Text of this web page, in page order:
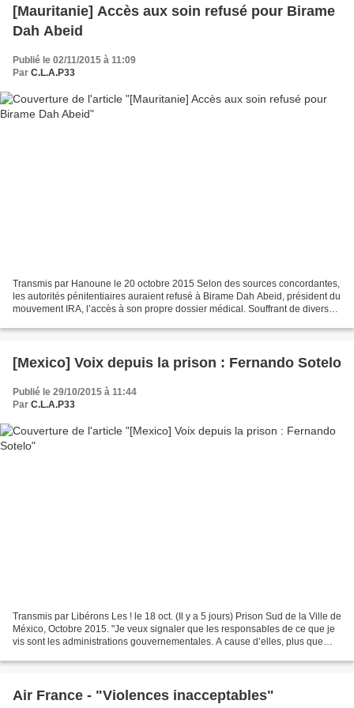
[Mauritanie] Accès aux soin refusé pour Birame
Dah Abeid
Publié le 02/11/2015 à 11:09
Par C.L.A.P33
Transmis par Hanoune le 20 octobre 2015 Selon des sources concordantes,
les autorités pénitentiaires auraient refusé à Birame Dah Abeid, président du
mouvement IRA, l’accès à son propre dossier médical. Souffrant de divers
[Mexico] Voix depuis la prison : Fernando Sotelo
Publié le 29/10/2015 à 11:44
Par C.L.A.P33
Transmis par Libérons Les ! le 18 oct. (Il y a 5 jours) Prison Sud de la Ville de
México, Octobre 2015. "Je veux signaler que les responsables de ce que je
vis sont les administrations gouvernementales. A cause d’elles, plus que
Air France - "Violences inacceptables"